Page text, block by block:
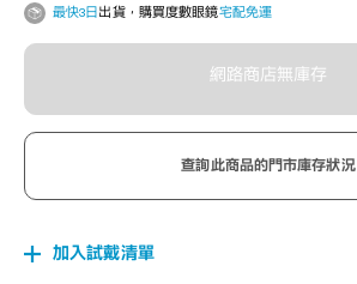
最快3日 出貨，購買度數眼鏡宅配免運
網路商店無庫存
查詢此商品的門市庫存狀況
加入試戴清單